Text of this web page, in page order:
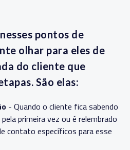
pontos de
olhar para eles de
do cliente que
São elas:
- Quando o cliente fica sabendo
primeira vez ou é relembrado
contato específicos para esse